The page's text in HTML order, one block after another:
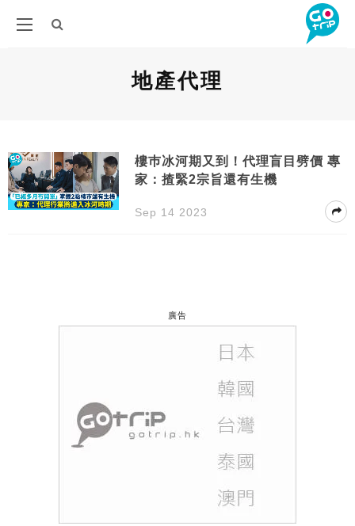
地產代理
樓巿冰河期又到！代理盲目劈價 專
家：揸緊2宗旨還有生機
Sep 14 2023
廣告